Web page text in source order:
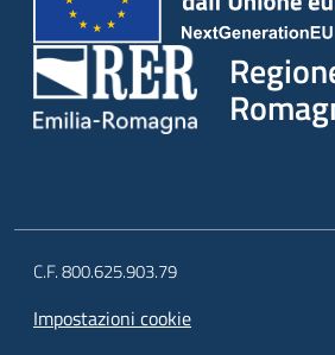
C.F. 800.625.903.79
Impostazioni cookie